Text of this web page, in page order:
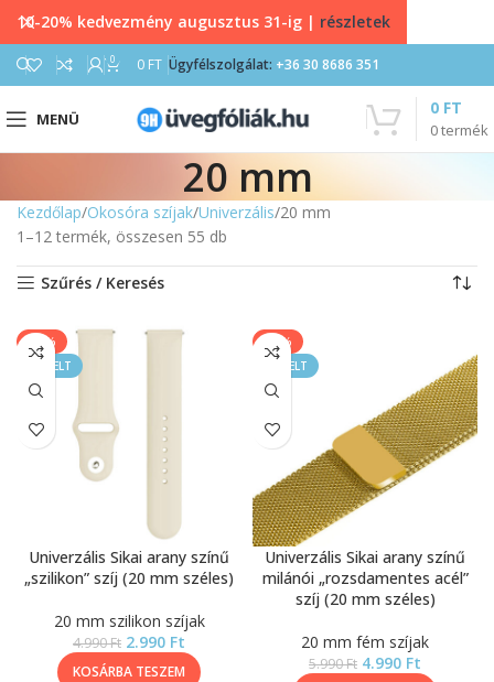
0 0 FT Ügyfélszolgálat: +36 30 8686 351
MENÜ
0termék
0 FT
20 mm
Kezdőlap Okosóra szíjak Univerzális 20 mm
1–12 termék, összesen 55 db
Szűrés / Keresés
-40%
KIEMELT
Univerzális Sikai arany színű
„szilikon” szíj (20 mm széles)
20 mm szilikon szíjak
4.990Ft 2.990 Ft
KOSÁRBA TESZEM
-17%
KIEMELT
Univerzális Sikai arany színű
milánói „rozsdamentes acél”
szíj (20 mm széles)
20 mm fém szíjak
5.990Ft 4.990 Ft
10-20% kedvezmény augusztus 31-ig | részletek